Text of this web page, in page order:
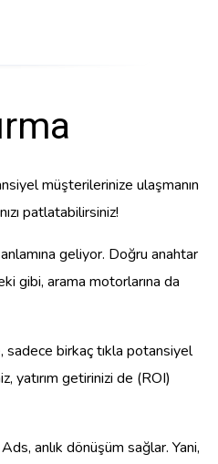
müşterilerinize ulaşmanın
patlatabilirsiniz!
geliyor. Doğru anahtar
gibi, arama motorlarına da
sadece birkaç tıkla potansiyel
yatırım getirinizi de (ROI)
anlık dönüşüm sağlar. Yani,